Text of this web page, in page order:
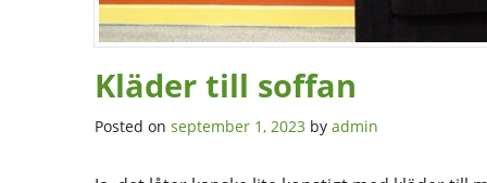
Kläder till soffan
Posted on september 1, 2023 by admin